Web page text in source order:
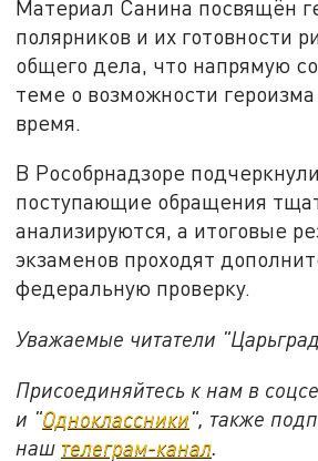
Материал Санина посвящён
полярников и их готовности
общего дела, что напрямую
теме о возможности
время.
В Рособрнадзоре
поступающие обращения
анализируются, а итоговые
экзаменов проходят
федеральную проверку.
Уважаемые читатели
Присоединяйтесь к нам в
и "Одноклассники", также
наш телеграм-канал.